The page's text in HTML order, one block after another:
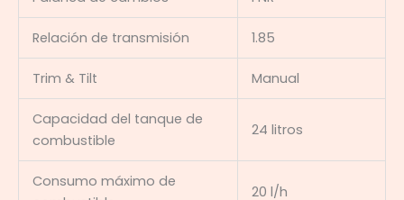
Relación de transmisión 1.85
Trim & Tilt Manual
Capacidad del tanque de
combustible
24 litros
Consumo máximo de
20 l/h